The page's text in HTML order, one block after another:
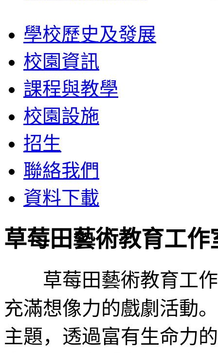
學校歷史及發展
校園資訊
課程與教學
校園設施
招生
聯絡我們
資料下載
草莓田藝術教育工作
草莓田藝術教育工作
充滿想像力的戲劇活動
主題，透過富有生命力